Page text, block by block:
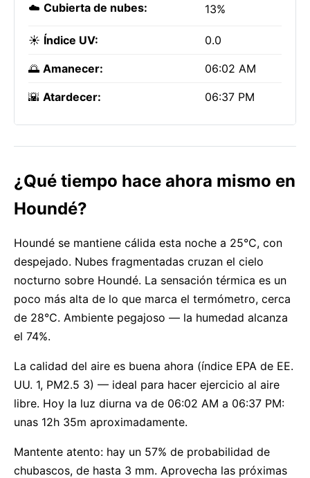
☁️ Cubierta de nubes: 13%
☀️ Índice UV: 0.0
🌅 Amanecer: 06:02 AM
🌇 Atardecer: 06:37 PM
¿Qué tiempo hace ahora mismo en
Houndé?
Houndé se mantiene cálida esta noche a 25°C, con
despejado. Nubes fragmentadas cruzan el cielo
nocturno sobre Houndé. La sensación térmica es un
poco más alta de lo que marca el termómetro, cerca
de 28°C. Ambiente pegajoso — la humedad alcanza
el 74%.
La calidad del aire es buena ahora (índice EPA de EE.
UU. 1, PM2.5 3) — ideal para hacer ejercicio al aire
libre. Hoy la luz diurna va de 06:02 AM a 06:37 PM:
unas 12h 35m aproximadamente.
Mantente atento: hay un 57% de probabilidad de
chubascos, de hasta 3 mm. Aprovecha las próximas